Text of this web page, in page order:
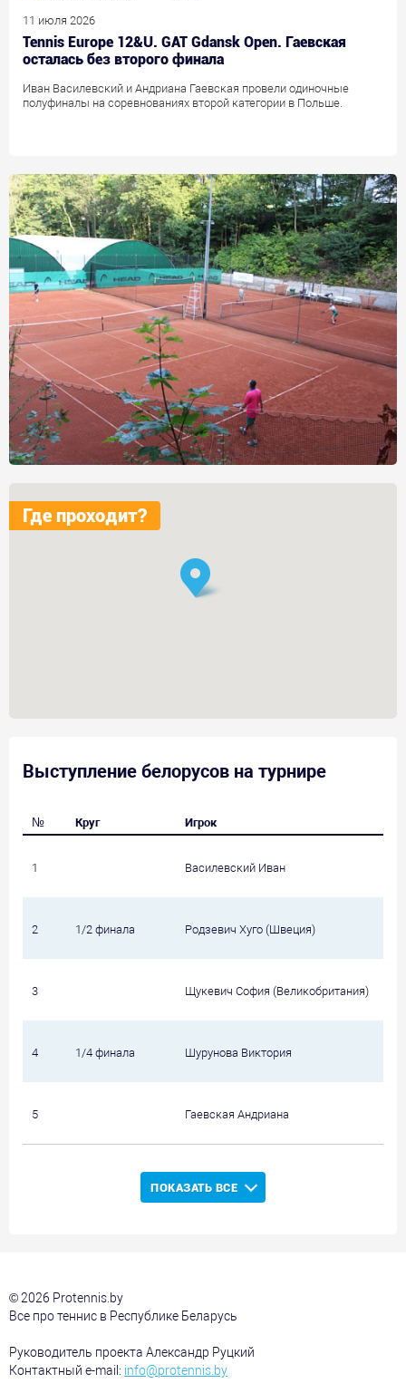
11 июля 2026
Tennis Europe 12&U. GAT Gdansk Open. Гаевская
осталась без второго финала
Иван Василевский и Андриана Гаевская провели одиночные
полуфиналы на соревнованиях второй категории в Польше.
Где проходит?
Выступление белорусов на турнире
№ Круг Игрок
1 Василевский Иван
2 1/2 финала Родзевич Хуго (Швеция)
3 Щукевич София (Великобритания)
4 1/4 финала Шурунова Виктория
5 Гаевская Андриана
ПОКАЗАТЬ ВСЕ
© 2026 Protennis.by
Все про теннис в Республике Беларусь
Руководитель проекта Александр Руцкий
Контактный e-mail: info@protennis.by